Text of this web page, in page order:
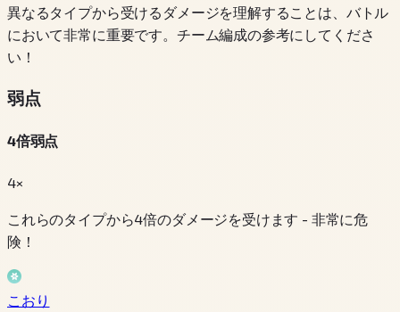
異なるタイプから受けるダメージを理解することは、バトル
において非常に重要です。チーム編成の参考にしてくださ
い！
弱点
4倍弱点
4×
これらのタイプから4倍のダメージを受けます - 非常に危
険！
こおり